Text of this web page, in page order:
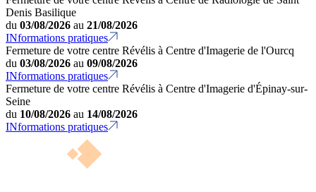
Denis Basilique
du 03/08/2026 au 21/08/2026
INformations pratiques
Fermeture de votre centre Révélis à Centre d'Imagerie de l'Ourcq
du 03/08/2026 au 09/08/2026
INformations pratiques
Fermeture de votre centre Révélis à Centre d'Imagerie d'Épinay-sur-
Seine
du 10/08/2026 au 14/08/2026
INformations pratiques